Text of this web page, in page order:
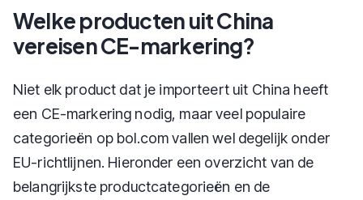
Welke producten uit China
vereisen CE-markering?
Niet elk product dat je importeert uit China heeft
een CE-markering nodig, maar veel populaire
categorieën op bol.com vallen wel degelijk onder
EU-richtlijnen. Hieronder een overzicht van de
belangrijkste productcategorieën en de